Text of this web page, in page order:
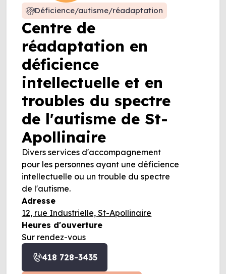
Centre de
réadaptation en
déficience
intellectuelle et en
troubles du spectre
de l'autisme de St-
Apollinaire
Déficience/autisme/réadaptation
Divers services d'accompagnement
pour les personnes ayant une déficience
intellectuelle ou un trouble du spectre
de l'autisme.
Adresse
12, rue Industrielle, St-Apollinaire
Heures d'ouverture
Sur rendez-vous
418 728-3435